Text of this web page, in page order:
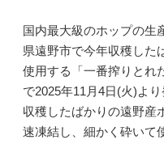
国内最大級のホップの
県遠野市で今年収穫した
使用する「一番搾りとれ
で2025年11月4日(火)より
収穫したばかりの遠野産
速凍結し、細かく砕いて